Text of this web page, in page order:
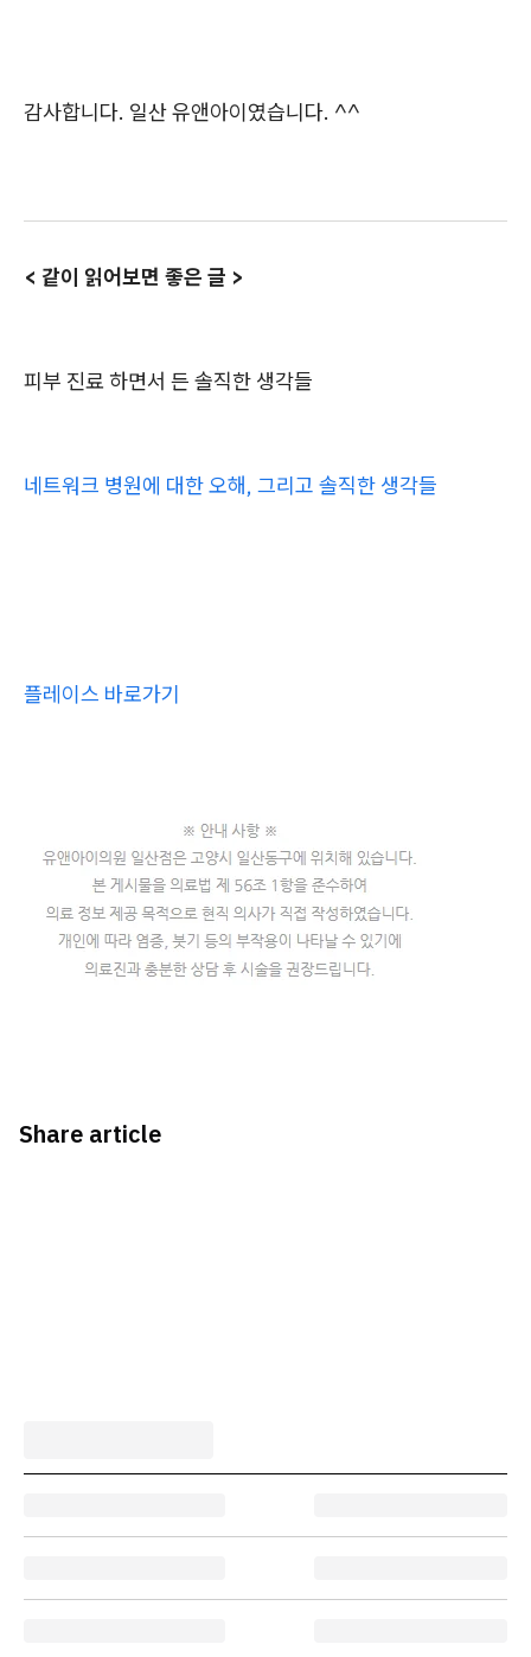
감사합니다. 일산 유앤아이였습니다. ^^
< 같이 읽어보면 좋은 글 >
피부 진료 하면서 든 솔직한 생각들
네트워크 병원에 대한 오해, 그리고 솔직한 생각들
플레이스 바로가기
Share article